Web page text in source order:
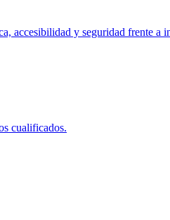
accesibilidad y seguridad frente a
cualificados.